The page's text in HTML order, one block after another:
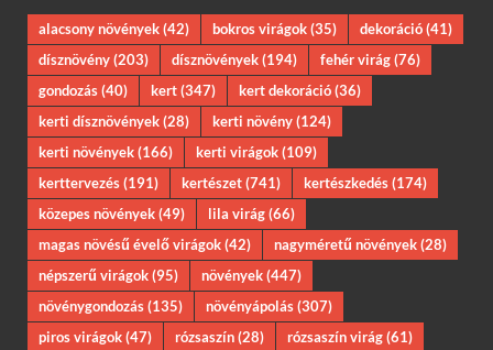
alacsony növények(42) bokros virágok(35) dekoráció(41)
dísznövény(203) dísznövények(194) fehér virág(76)
gondozás(40) kert(347) kert dekoráció(36)
kerti dísznövények(28) kerti növény(124)
kerti növények(166) kerti virágok(109)
kerttervezés(191) kertészet(741) kertészkedés(174)
közepes növények(49) lila virág(66)
magas növésű évelő virágok(42) nagyméretű növények(28)
népszerű virágok(95) növények(447)
növénygondozás(135) növényápolás(307)
piros virágok(47) rózsaszín(28) rózsaszín virág(61)